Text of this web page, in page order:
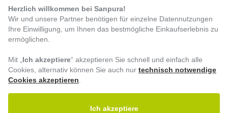
ZAHLUNGSARTEN
Vorkasse
BESUCHEN SIE UNS
Herzlich willkommen bei Sanpura!
Wir und unsere Partner benötigen für einzelne Datennutzungen
Ihre Einwilligung, um Ihnen das bestmögliche Einkaufserlebnis zu
ermöglichen.
Mit „ Ich akzeptiere“ akzeptieren Sie schnell und einfach alle
Cookies, alternativ können Sie auch nur technisch notwendige
Cookies akzeptieren
Ich akzeptiere